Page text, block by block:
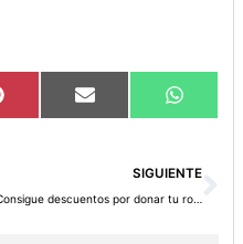
Compartir
en
Pinterest Compartir
en
Email
en
SIGUIENTE
Consigue descuentos por donar tu ropa en H&M